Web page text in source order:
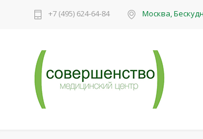
+7 (495) 624-64-84 Москва,